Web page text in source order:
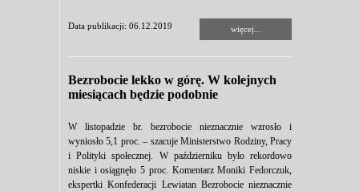
Data publikacji: 06.12.2019 więcej...
Bezrobocie lekko w górę. W kolejnych
miesiącach będzie podobnie
W listopadzie br. bezrobocie nieznacznie wzrosło i
wyniosło 5,1 proc. – szacuje Ministerstwo Rodziny, Pracy
i Polityki społecznej. W październiku było rekordowo
niskie i osiągnęło 5 proc. Komentarz Moniki Fedorczuk,
ekspertki Konfederacji Lewiatan Bezrobocie nieznacznie